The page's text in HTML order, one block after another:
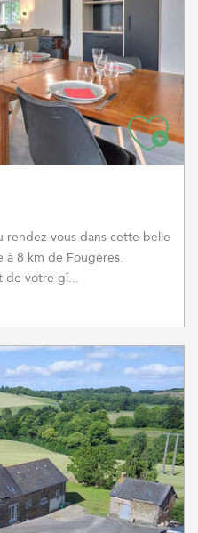
rendez-vous dans cette belle
à 8 km de Fougères.
de votre gî...